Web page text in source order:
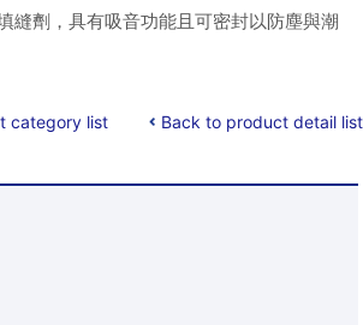
縫劑，具有吸音功能且可密封以防塵與潮
category list Back to product detail list